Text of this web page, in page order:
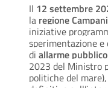
Il 12 settembre
la regione
iniziative
sperimentazione
di allarme
2023 del Ministro
politiche del